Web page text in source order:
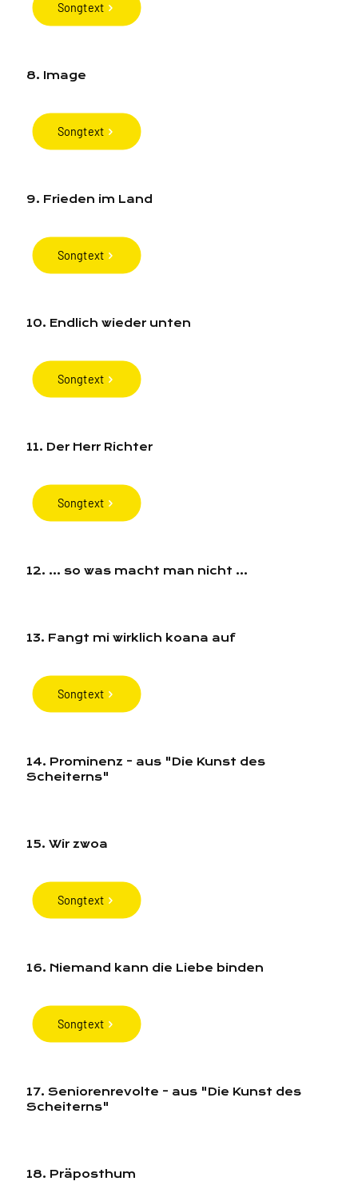
Songtext
8. Image
Songtext
9. Frieden im Land
Songtext
10. Endlich wieder unten
Songtext
11. Der Herr Richter
Songtext
12. ... so was macht man nicht ...
13. Fangt mi wirklich koana auf
Songtext
14. Prominenz - aus "Die Kunst des
Scheiterns"
15. Wir zwoa
Songtext
16. Niemand kann die Liebe binden
Songtext
17. Seniorenrevolte - aus "Die Kunst des
Scheiterns"
18. Präposthum